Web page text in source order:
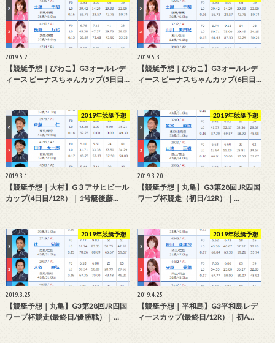
2019.5.2
【競艇予想｜びわこ】G3オールレデ
ィース ビーナスちゃんカップ(5日目…
2019.5.3
【競艇予想｜びわこ】G3オールレデ
ィース ビーナスちゃんカップ(6日目…
2019年競艇予想
2019.3.1
【競艇予想｜大村】G３アサヒビール
カップ(4日目/12R）｜1号艇後藤…
2019年競艇予想
2019.3.20
【競艇予想｜丸亀】G3第28回 JR四国
ワープ杯競走（初日/12R）｜…
2019年競艇予想
2019.3.25
【競艇予想｜丸亀】G3第28回JR四国
ワープ杯競走(最終日/優勝戦）｜…
2019年競艇予想
2019.4.25
【競艇予想｜平和島】G3平和島レデ
ィースカップ(最終日/12R）｜初A…